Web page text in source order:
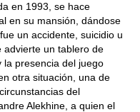
en 1993, se hace
en su mansión, dándose
un accidente, suicidio u
advierte un tablero de
la presencia del juego
otra situación, una de
del
Alekhine, a quien el